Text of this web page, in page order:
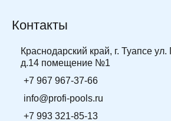
Контакты
Краснодарский край, г. Туапсе
д.14 помещение №1
+7 967 967-37-66
info@profi-pools.ru
+7 993 321-85-13